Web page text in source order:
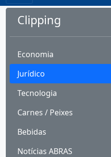
Clipping
Economia
Jurídico
Tecnologia
Carnes / Peixes
Bebidas
Notícias ABRAS